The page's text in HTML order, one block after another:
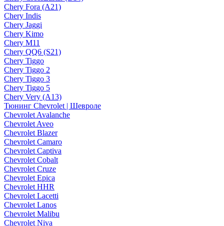
Chery Fora (A21)
Chery Indis
Chery Jaggi
Chery Kimo
Chery M11
Chery QQ6 (S21)
Chery Tiggo
Chery Tiggo 2
Chery Tiggo 3
Chery Tiggo 5
Chery Very (A13)
Тюнинг Chevrolet | Шевроле
Chevrolet Avalanche
Chevrolet Aveo
Chevrolet Blazer
Chevrolet Camaro
Chevrolet Captiva
Chevrolet Cobalt
Chevrolet Cruze
Chevrolet Epica
Chevrolet HHR
Chevrolet Lacetti
Chevrolet Lanos
Chevrolet Malibu
Chevrolet Niva